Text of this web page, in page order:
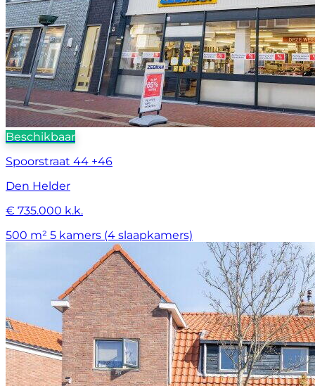
Beschikbaar
Spoorstraat 44 +46
Den Helder
€ 735.000 k.k.
500 m² 5 kamers (4 slaapkamers)